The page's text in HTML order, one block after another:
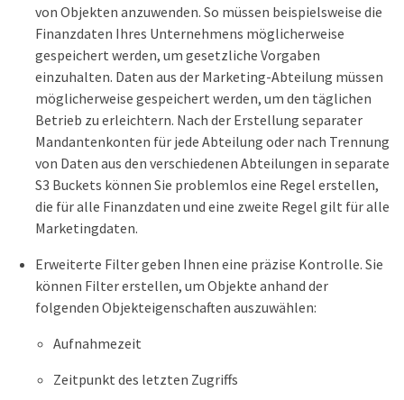
von Objekten anzuwenden. So müssen beispielsweise die
Finanzdaten Ihres Unternehmens möglicherweise
gespeichert werden, um gesetzliche Vorgaben
einzuhalten. Daten aus der Marketing-Abteilung müssen
möglicherweise gespeichert werden, um den täglichen
Betrieb zu erleichtern. Nach der Erstellung separater
Mandantenkonten für jede Abteilung oder nach Trennung
von Daten aus den verschiedenen Abteilungen in separate
S3 Buckets können Sie problemlos eine Regel erstellen,
die für alle Finanzdaten und eine zweite Regel gilt für alle
Marketingdaten.
Erweiterte Filter geben Ihnen eine präzise Kontrolle. Sie
können Filter erstellen, um Objekte anhand der
folgenden Objekteigenschaften auszuwählen:
Aufnahmezeit
Zeitpunkt des letzten Zugriffs